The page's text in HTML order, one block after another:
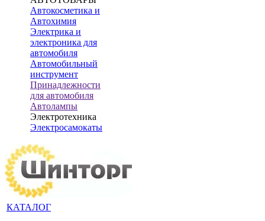
Автокосметика и
Автохимия
Электрика и
электроника для
автомобиля
Автомобильный
инструмент
Принадлежности
для автомобиля
Автолампы
Электротехника
Электросамокаты
КАТАЛОГ